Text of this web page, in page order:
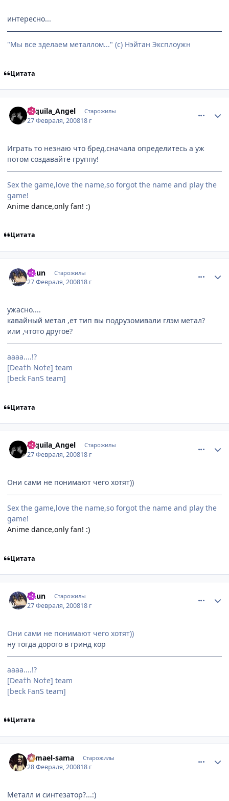
интересно...
"Мы все зделаем металлом..." (с) Нэйтан Эксплоужн
Цитата
Tequila_Angel Старожилы
27 Февраля, 200818 г
Играть то незнаю что бред,сначала определитесь а уж
потом создавайте группу!
Sex the game,love the name,so forgot the name and play the
game!
Anime dance,only fan! :)
Цитата
Chun Старожилы
27 Февраля, 200818 г
ужасно....
кавайный метал ,ет тип вы подрузомивали глэм метал?
или ,чтото другое?
аааа....!?
[Dea†h No†e] team
[beck FanS team]
Цитата
Tequila_Angel Старожилы
27 Февраля, 200818 г
Они сами не понимают чего хотят))
Sex the game,love the name,so forgot the name and play the
game!
Anime dance,only fan! :)
Цитата
Chun Старожилы
27 Февраля, 200818 г
Они сами не понимают чего хотят))
ну тогда дорого в гринд кор
аааа....!?
[Dea†h No†e] team
[beck FanS team]
Цитата
Samael-sama Старожилы
28 Февраля, 200818 г
Металл и синтезатор?...:)